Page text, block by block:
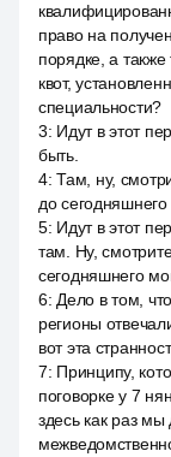
право на
порядке, а
квот,
специальности?
3: Идут в этот
быть.
4:Там, ну,
до
5: Идут в этот
там. Ну,
сегодняшнего
6: Дело в том,
регионы
вот эта
7: Принципу,
поговорке у 7
здесь как раз